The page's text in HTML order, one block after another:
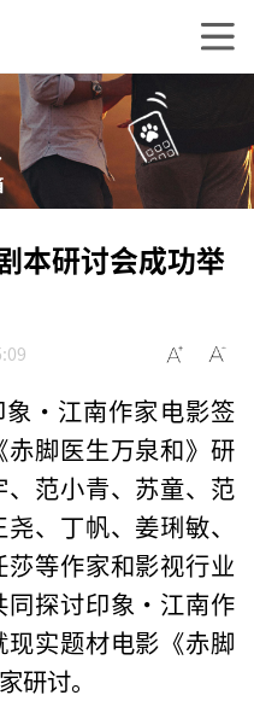
本研讨会成功举
象·江南作家电影签
脚医生万泉和》研
范小青、苏童、范
、丁帆、姜琍敏、
等作家和影视行业
同探讨印象·江南作
实题材电影《赤脚
研讨。